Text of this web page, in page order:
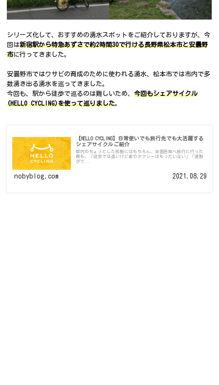
シリーズ化して、おすすめの湧水スポットをご紹介しておりますが、今
回は新宿駅から特急あずさで約2時間30で行ける長野県松本市と安曇野
市に行ってきました。
安曇野市ではワサビの育成のために使われる湧水、松本市では市内で多
数湧き出る湧水を巡ってきました。
今回も、駅から徒歩で巡るのは難しいため、 今回もシェアサイクル
(HELLO CYCLING)を使って巡りました。
【HELLO CYCLING】日常使いでも旅行先でも大活躍する
シェアサイクルご紹介
都内のちょっとした移動にはもちろん、全国各地へ旅行に行った
際も、「徒歩では遠いけど車やタクシーはもったいない」「運動
がて...
nobyblog.com 2021.08.29